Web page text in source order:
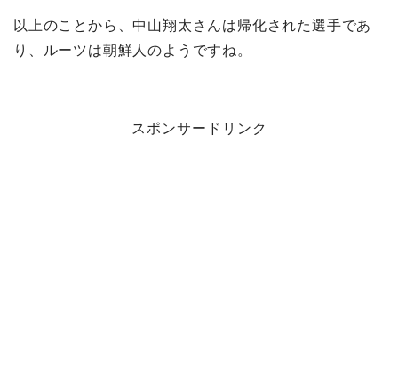
以上のことから、中山翔太さんは帰化された選手であ
り、ルーツは朝鮮人のようですね。
スポンサードリンク